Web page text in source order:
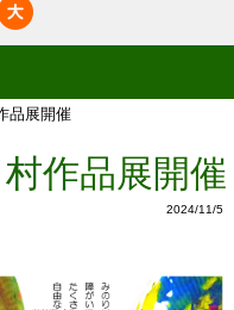
品展開催
作品展開催
2024/11/5